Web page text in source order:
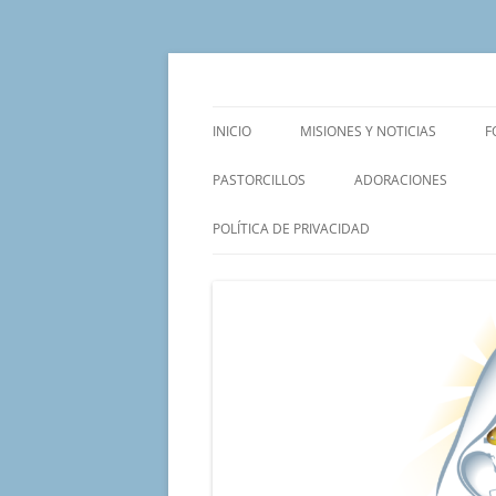
Saltar
INICIO MISIONES Y NOTICIAS
PASTORCILLOS ADORACIONES
POLÍTICA DE PRIVACIDAD